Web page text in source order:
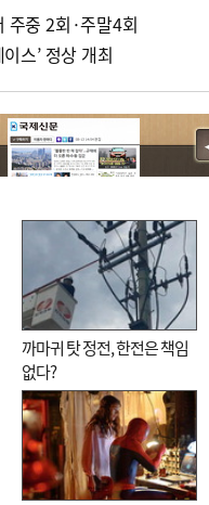
주중 2회·주말4회
스’ 정상 개최
까마귀 탓 정전, 한전은 책임
없다?